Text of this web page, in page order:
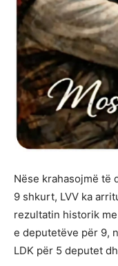
Nëse krahasojmë të
9 shkurt, LVV ka
rezultatin historik
e deputetëve për 9,
LDK për 5 deputet